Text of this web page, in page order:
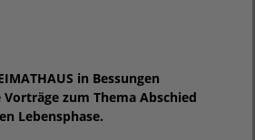
in Bessungen
zum Thema Abschied
Lebensphase.